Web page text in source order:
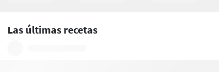
Las últimas recetas